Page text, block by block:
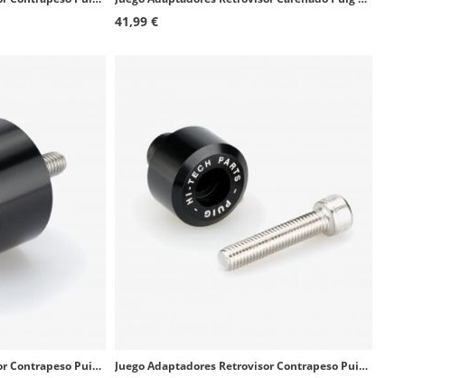
41,99 €
Juego Adaptadores Retrovisor Contrapeso Puig 9871Nx2 Aprilia Shiver 900 Juego Adaptadores Retrovisor Contrapeso Puig 9764Nx2 Indian Scout Bobber